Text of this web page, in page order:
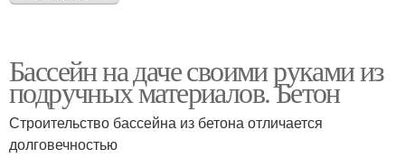
Бассейн на даче своими руками из
подручных материалов. Бетон
Строительство бассейна из бетона отличается
долговечностью